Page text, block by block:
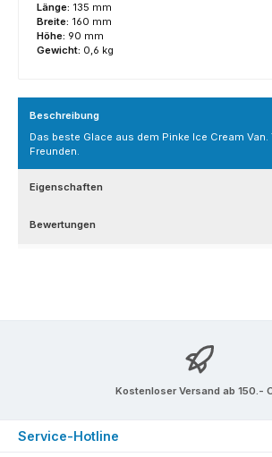
Länge: 135 mm
Breite: 160 mm
Höhe: 90 mm
Gewicht: 0,6 kg
Beschreibung
Das beste Glace aus dem Pinke Ice Cream Van.
Freunden.
Eigenschaften
Bewertungen
Kostenloser Versand ab 150.-
Service-Hotline